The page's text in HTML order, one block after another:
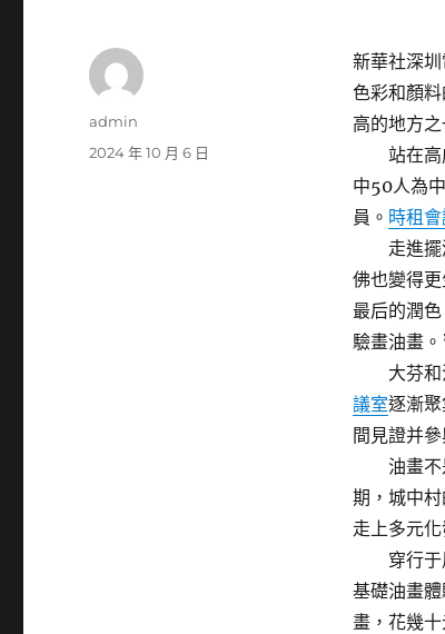
新華社深
色彩和顏
高的地方之
站在高處
中50人為
員。 時租
走進擺滿
佛也變得
最后的潤
驗畫油畫
大芬和油
議室逐漸
間見證并
油畫不是
期，城中
走上多元化
穿行于風
基礎油畫
畫，花幾
作
admin
發
2024 年 10 月 6 日